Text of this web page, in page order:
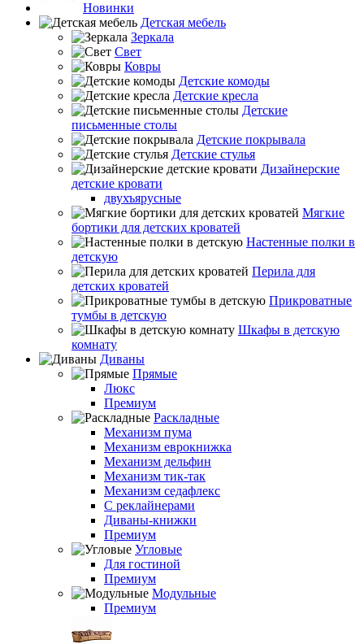
Новинки
Детская мебель
Зеркала
Свет
Ковры
Детские комоды
Детские кресла
Детские
письменные столы
Детские покрывала
Детские стулья
Дизайнерские
детские кровати
двухъярусные
Мягкие
бортики для детских кроватей
Настенные полки в
детскую
Перила для
детских кроватей
Прикроватные
тумбы в детскую
Шкафы в детскую
комнату
Диваны
Прямые
Люкс
Премиум
Раскладные
Механизм пума
Механизм еврокнижка
Механизм дельфин
Механизм тик-так
Механизм седафлекс
С реклайнерами
Диваны-книжки
Премиум
Угловые
Для гостиной
Премиум
Модульные
Премиум